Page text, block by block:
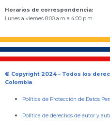
Horarios de correspondencia:
Lunes a viernes 8:00 a.m a 4:00 p.m.
© Copyright 2024 – Todos los
Colombia
Política de Protección de Datos
Política de derechos de autor y